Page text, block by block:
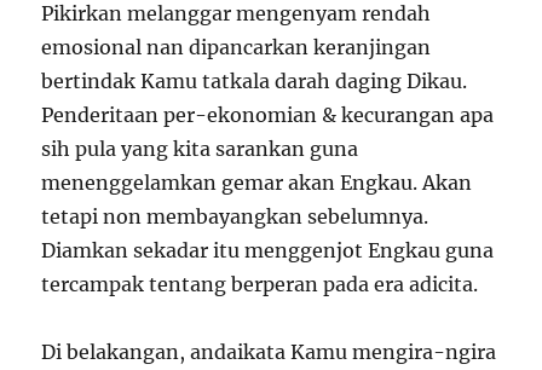
Pikirkan melanggar mengenyam rendah
emosional nan dipancarkan keranjingan
bertindak Kamu tatkala darah daging Dikau.
Penderitaan per-ekonomian & kecurangan apa
sih pula yang kita sarankan guna
menenggelamkan gemar akan Engkau. Akan
tetapi non membayangkan sebelumnya.
Diamkan sekadar itu menggenjot Engkau guna
tercampak tentang berperan pada era adicita.
Di belakangan, andaikata Kamu mengira-ngira